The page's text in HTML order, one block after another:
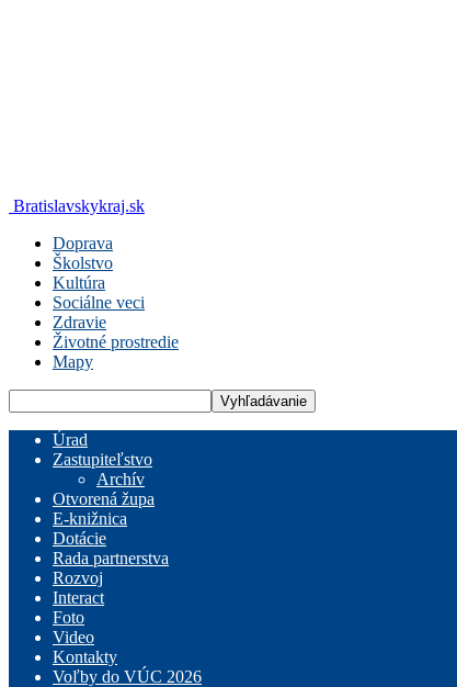
Bratislavskykraj.sk
Doprava
Školstvo
Kultúra
Sociálne veci
Zdravie
Životné prostredie
Mapy
Úrad
Zastupiteľstvo
Archív
Otvorená župa
E-knižnica
Dotácie
Rada partnerstva
Rozvoj
Interact
Foto
Video
Kontakty
Voľby do VÚC 2026